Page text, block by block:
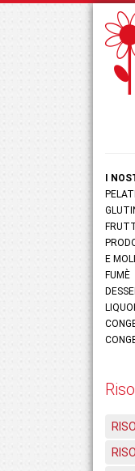
I
PELATI
E
FUMÈ